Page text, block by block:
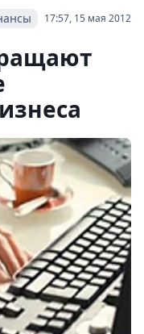
17:57, 15 мая 2012